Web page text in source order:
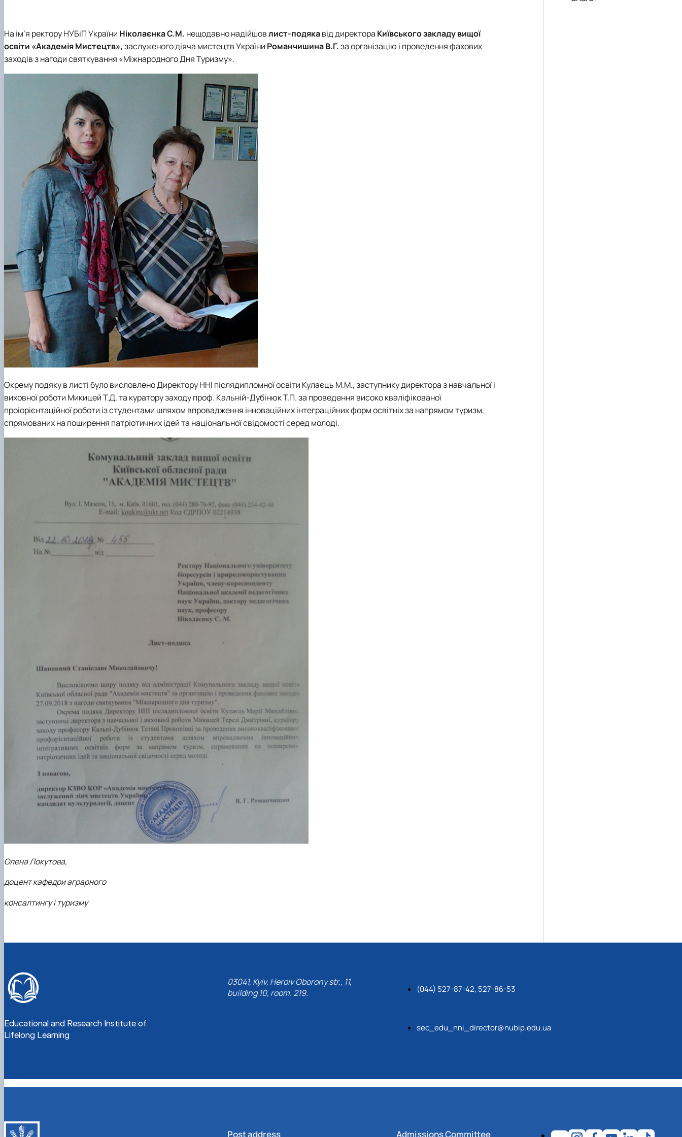
На ім’я ректору НУБіП України Ніколаєнка С.М. нещодавно надійшовлист-подякавід директора Київського закладу вищої
освіти «Академія Мистецтв», заслуженого діяча мистецтв України Романчишина В.Г.за організацію і проведення фахових
заходів з нагоди святкування «Міжнародного Дня Туризму».
Окрему подяку в листі було висловлено Директору ННІ післядипломної освіти Кулаєць М.М.,заступнику директора з навчальної і
виховної роботи Микицей Т.Д.та куратору заходу проф. Кальній-Дубінюк Т.П.за проведення високо кваліфікованої
проіорієнтаційної роботи із студентами шляхом впровадження інноваційних інтеграційних форм освітніх за напрямом туризм,
спрямованих на поширення патріотичних ідей та національної свідомості серед молоді.
Олена Локутова,
доцент кафедри аграрного
консалтингу і туризму
Educational and Research Institute of
Lifelong Learning
03041, Kyiv, Heroiv Oborony str., 11,
building 10, room. 219.
(044) 527-87-42, 527-86-53
sec_edu_nni_director@nubip.edu.ua
Post address Admissions Committee